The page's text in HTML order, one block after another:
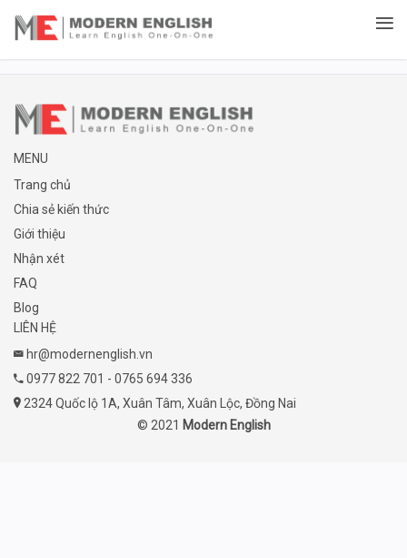
MENU
Trang chủ
Chia sẻ kiến thức
Giới thiệu
Nhận xét
FAQ
Blog
LIÊN HỆ
hr@modernenglish.vn
0977 822 701 - 0765 694 336
2324 Quốc lộ 1A, Xuân Tâm, Xuân Lộc, Đồng Nai
© 2021 Modern English